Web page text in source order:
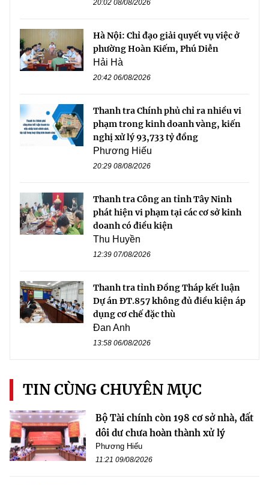
20:02 08/08/2026
Hà Nội: Chỉ đạo giải quyết vụ việc ở
phường Hoàn Kiếm, Phú Diễn
Hải Hà
20:42 06/08/2026
Thanh tra Chính phủ chỉ ra nhiều vi
phạm trong kinh doanh vàng, kiến
nghị xử lý 93,733 tỷ đồng
Phương Hiếu
20:29 08/08/2026
Thanh tra Công an tỉnh Tây Ninh
phát hiện vi phạm tại các cơ sở kinh
doanh có điều kiện
Thu Huyền
12:39 07/08/2026
Thanh tra tỉnh Đồng Tháp kết luận
Dự án ĐT.857 không đủ điều kiện áp
dụng cơ chế đặc thù
Đan Anh
13:58 06/08/2026
TIN CÙNG CHUYÊN MỤC
Bộ Tài chính còn 198 cơ sở nhà, đất
dôi dư chưa hoàn thành xử lý
Phương Hiếu
11:21 09/08/2026